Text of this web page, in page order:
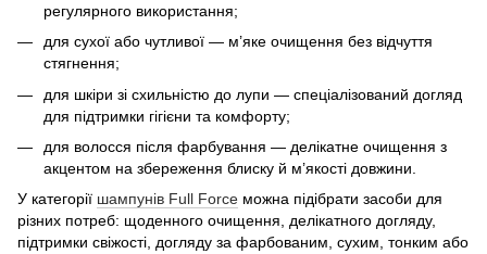
регулярного використання;
для сухої або чутливої — м’яке очищення без відчуття
стягнення;
для шкіри зі схильністю до лупи — спеціалізований догляд
для підтримки гігієни та комфорту;
для волосся після фарбування — делікатне очищення з
акцентом на збереження блиску й м’якості довжини.
У категорії шампунів Full Force можна підібрати засоби для
різних потреб: щоденного очищення, делікатного догляду,
підтримки свіжості, догляду за фарбованим, сухим, тонким або